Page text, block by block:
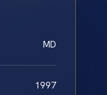
MD
1997